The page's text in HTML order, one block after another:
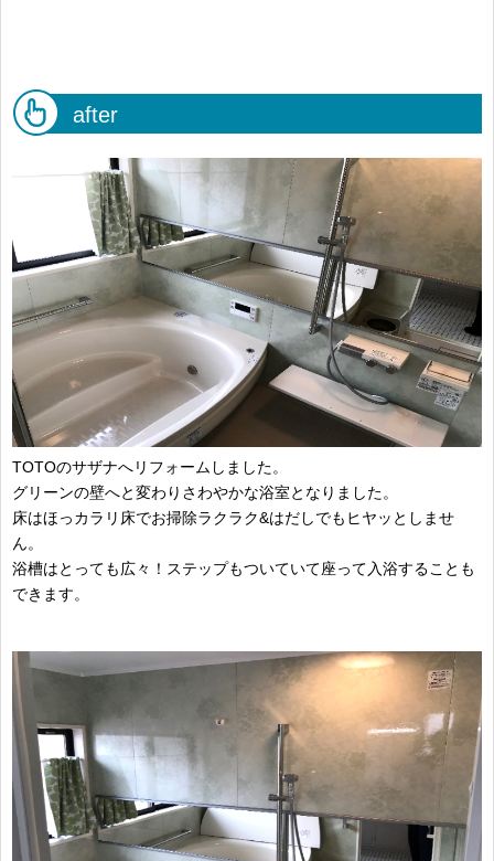
after
TOTOのサザナへリフォームしました。
グリーンの壁へと変わりさわやかな浴室となりました。
床はほっカラリ床でお掃除ラクラク&はだしでもヒヤッとしませ
ん。
浴槽はとっても広々！ステップもついていて座って入浴することも
できます。